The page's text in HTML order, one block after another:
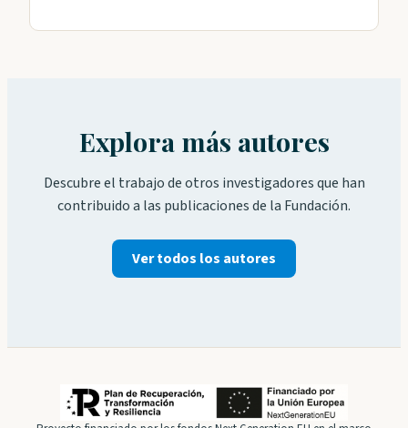
Explora más autores
Descubre el trabajo de otros investigadores que han
contribuido a las publicaciones de la Fundación.
Ver todos los autores